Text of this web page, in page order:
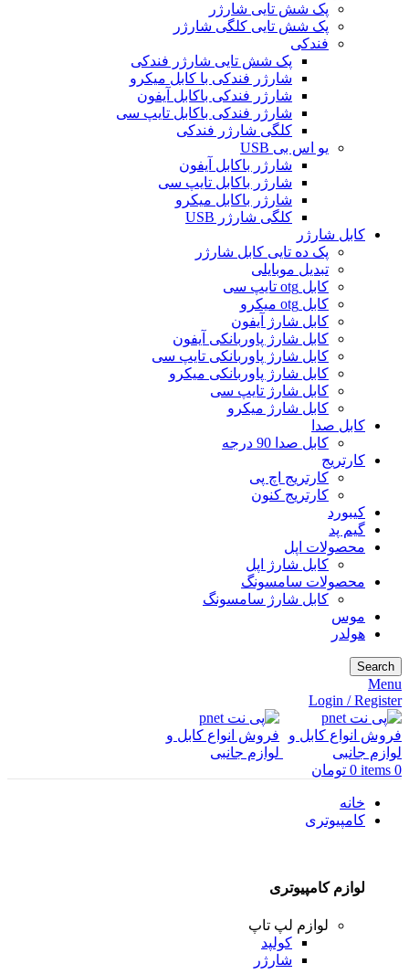
پک شش تایی شارژر
پک شش تایی کلگی شارژر
فندکی
پک شش تایی شارژر فندکی
شارژر فندکی با کابل میکرو
شارژر فندکی باکابل آیفون
شارژر فندکی باکابل تایپ سی
کلگی شارژر فندکی
یو اس بی USB
شارژر باکابل آیفون
شارژر باکابل تایپ سی
شارژر باکابل میکرو
کلگی شارژر USB
کابل شارژر
پک ده تایی کابل شارژر
تبدیل موبایلی
کابل otg تایپ سی
کابل otg میکرو
کابل شارژ آیفون
کابل شارژ پاوربانکی آیفون
کابل شارژ پاوربانکی تایپ سی
کابل شارژ پاوربانکی میکرو
کابل شارژ تایپ سی
کابل شارژ میکرو
کابل صدا
کابل صدا 90 درجه
کارتریج
کارتریج اچ پی
کارتریج کنون
کیبورد
گیم پد
محصولات اپل
کابل شارژ اپل
محصولات سامسونگ
کابل شارژ سامسونگ
موس
هولدر
Search
Menu
Login / Register
0
items
0 تومان
خانه
کامپیوتری
لوازم کامپیوتری
لوازم لپ تاپ
کولپد
شارژر